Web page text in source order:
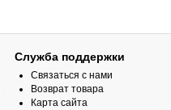
Служба поддержки
Связаться с нами
Возврат товара
Карта сайта